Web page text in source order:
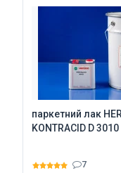
паркетний лак
KONTRACID D 3010
7